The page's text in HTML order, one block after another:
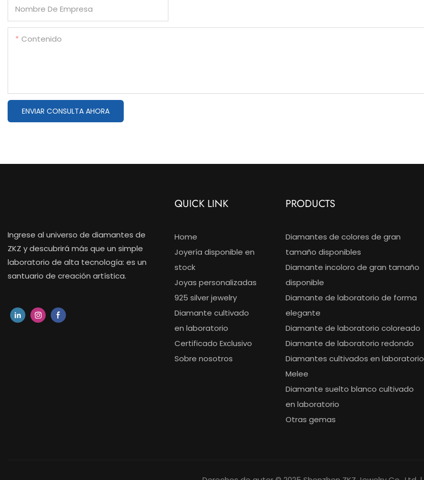
Nombre De Empresa
Contenido
ENVIAR CONSULTA AHORA
Ingrese al universo de diamantes de
ZKZ y descubrirá más que un simple
laboratorio de alta tecnología: es un
santuario de creación artística.
QUICK LINK
Home
Joyería disponible en
stock
Joyas personalizadas
925 silver jewelry
Diamante cultivado
en laboratorio
Certificado Exclusivo
Sobre nosotros
PRODUCTS
Diamantes de colores de gran
tamaño disponibles
Diamante incoloro de gran tamaño
disponible
Diamante de laboratorio de forma
elegante
Diamante de laboratorio coloreado
Diamante de laboratorio redondo
Diamantes cultivados en laboratorio
Melee
Diamante suelto blanco cultivado
en laboratorio
Otras gemas